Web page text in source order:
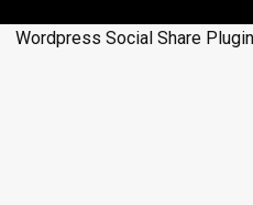
Wordpress Social Share Plugin